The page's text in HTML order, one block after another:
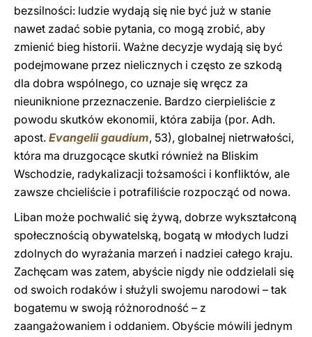
bezsilności: ludzie wydają się nie być już w stanie
nawet zadać sobie pytania, co mogą zrobić, aby
zmienić bieg historii. Ważne decyzje wydają się być
podejmowane przez nielicznych i często ze szkodą
dla dobra wspólnego, co uznaje się wręcz za
nieuniknione przeznaczenie. Bardzo cierpieliście z
powodu skutków ekonomii, która zabija (por. Adh.
apost. Evangelii gaudium, 53), globalnej nietrwałości,
która ma druzgocące skutki również na Bliskim
Wschodzie, radykalizacji tożsamości i konfliktów, ale
zawsze chcieliście i potrafiliście rozpocząć od nowa.
Liban może pochwalić się żywą, dobrze wykształconą
społecznością obywatelską, bogatą w młodych ludzi
zdolnych do wyrażania marzeń i nadziei całego kraju.
Zachęcam was zatem, abyście nigdy nie oddzielali się
od swoich rodaków i służyli swojemu narodowi – tak
bogatemu w swoją różnorodność – z
zaangażowaniem i oddaniem. Obyście mówili jednym